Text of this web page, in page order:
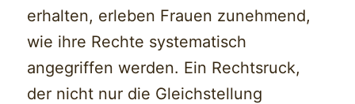
erhalten, erleben Frauen zunehmend,
wie ihre Rechte systematisch
angegriffen werden. Ein Rechtsruck,
der nicht nur die Gleichstellung